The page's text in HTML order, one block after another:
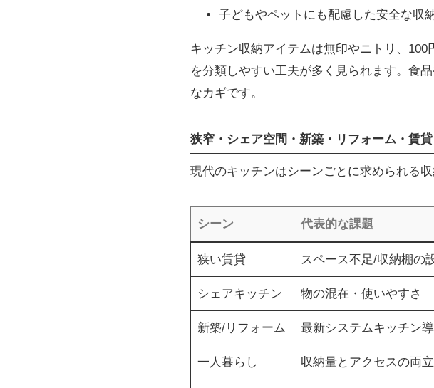
子どもやペットにも配慮した安全な収
キッチン収納アイテムは無印やニトリ、
を分類しやすい工夫が多く見られます。食
なカギです。
狭窄・シェア空間・新築・リフォーム・賃
現代のキッチンはシーンごとに求められる収
シーン 代表的な課題
狭い賃貸 スペース不足/収納棚の
シェアキッチン 物の混在・使いやすさ
新築/リフォーム 最新システムキッチン
一人暮らし 収納量とアクセスの両立